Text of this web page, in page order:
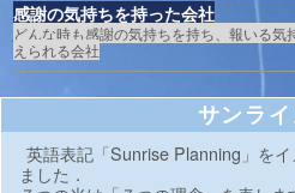
感謝の気持ちを持った会社
どんな時も感謝の気持ちを持ち、報いる
えられる会社
サンラ
英語表記「Sunrise Planning」を
ました．